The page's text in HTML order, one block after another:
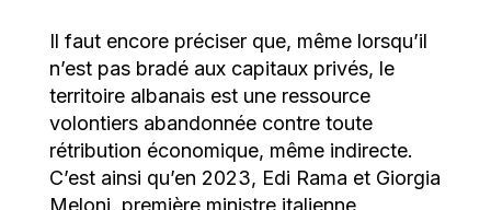
Il faut encore préciser que, même lorsqu’il
n’est pas bradé aux capitaux privés, le
territoire albanais est une ressource
volontiers abandonnée contre toute
rétribution économique, même indirecte.
C’est ainsi qu’en 2023, Edi Rama et Giorgia
Meloni, première ministre italienne